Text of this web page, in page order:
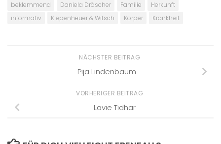
beklemmend
Daniela Dröscher Familie
Herkunft
informativ
Kiepenheuer & Witsch Körper Krankheit
NÄCHSTER BEITRAG
Pija Lindenbaum
VORHERIGER BEITRAG
Lavie Tidhar